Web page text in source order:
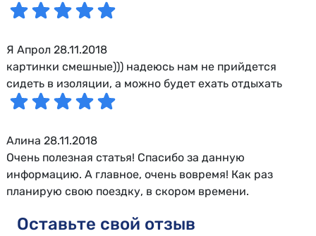
Я Апрол 28.11.2018
картинки смешные))) надеюсь нам не прийдется
сидеть в изоляции, а можно будет ехать отдыхать
Алина 28.11.2018
Очень полезная статья! Спасибо за данную
информацию. А главное, очень вовремя! Как раз
планирую свою поездку, в скором времени.
Оставьте свой отзыв